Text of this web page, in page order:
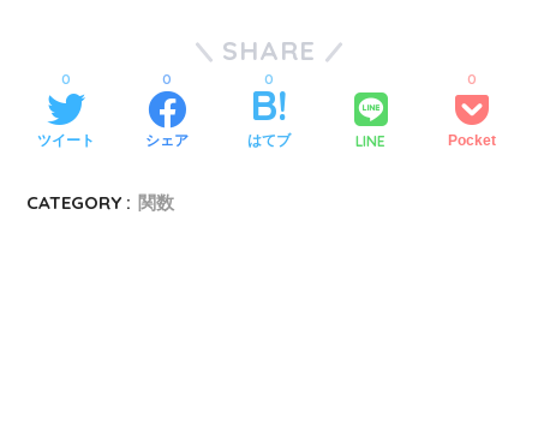
SHARE
ツイート
0
シェア
0
はてブ
0
LINE Pocket
0
CATEGORY : 関数